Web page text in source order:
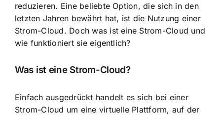
reduzieren. Eine beliebte Option, die sich in den
letzten Jahren bewährt hat, ist die Nutzung einer
Strom-Cloud. Doch was ist eine Strom-Cloud und
wie funktioniert sie eigentlich?
Was ist eine Strom-Cloud?
Einfach ausgedrückt handelt es sich bei einer
Strom-Cloud um eine virtuelle Plattform, auf der